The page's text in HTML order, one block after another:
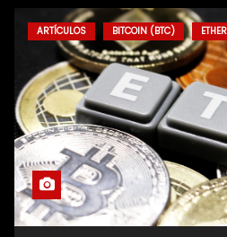
ARTÍCULOS BITCOIN (BTC)
Revisión de
estafa?